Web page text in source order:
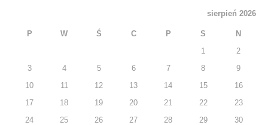
sierpień 2026
P W Ś C P S N
1 2
3 4 5 6 7 8 9
10 11 12 13 14 15 16
17 18 19 20 21 22 23
24 25 26 27 28 29 30